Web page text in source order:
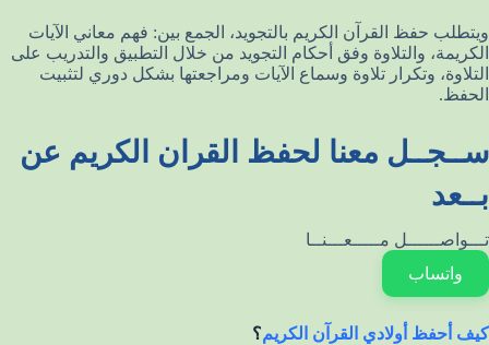
ويتطلب حفظ القرآن الكريم بالتجويد، الجمع بين: فهم معاني الآيات
الكريمة، والتلاوة وفق أحكام التجويد من خلال التطبيق والتدريب على
التلاوة، وتكرار تلاوة وسماع الآيات ومراجعتها بشكل دوري لتثبيت
الحفظ.
ســجــل معنا لحفظ القران الكريم عن
بــعد
تـــواصــــــل مـــــعـــنــا
واتساب
كيف أحفظ أولادي القرآن الكريم؟